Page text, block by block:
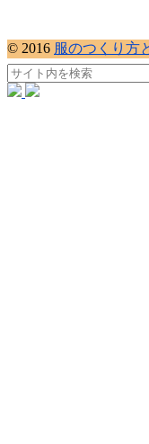
© 2016 服のつくり方